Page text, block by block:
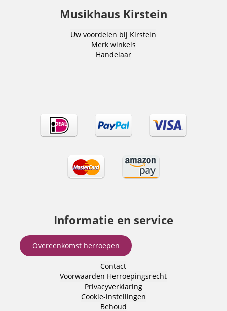
Musikhaus Kirstein
Uw voordelen bij Kirstein
Merk winkels
Handelaar
Informatie en service
Overeenkomst herroepen
Contact
Voorwaarden Herroepingsrecht
Privacyverklaring
Cookie-instellingen
Behoud